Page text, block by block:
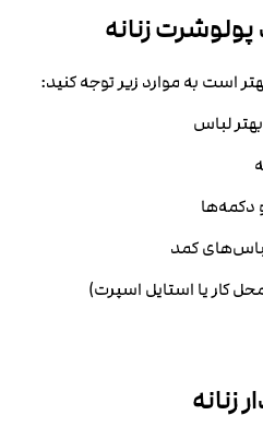
زنانه
است به موارد زیر توجه کنید:
لباس
دکمه‌ها
کمد
کار یا استایل اسپرت)
زنانه